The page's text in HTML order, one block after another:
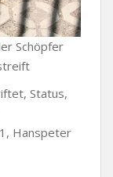
Schöpfer
Status,
Hanspeter